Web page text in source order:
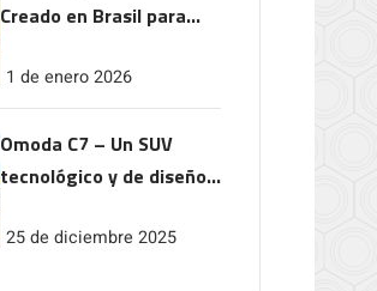
Creado en Brasil para
1 de enero 2026
Omoda C7 – Un SUV
tecnológico y de diseño
25 de diciembre 2025